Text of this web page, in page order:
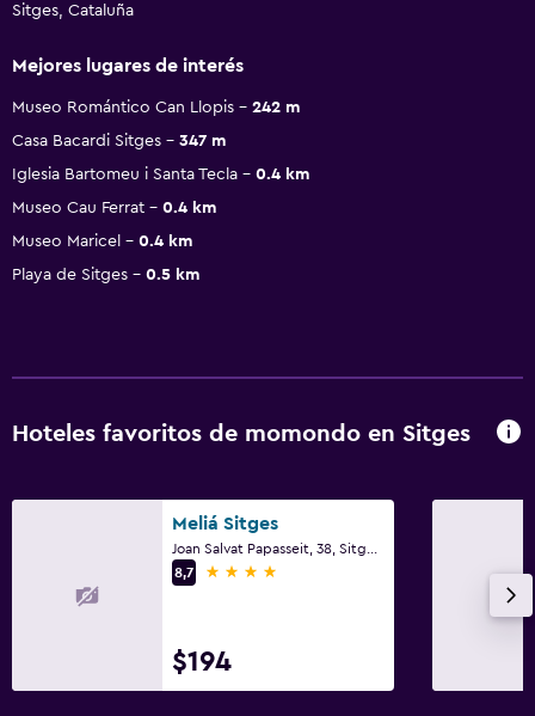
Sitges, Cataluña
Mejores lugares de interés
Museo Romántico Can Llopis
242 m
Casa Bacardi Sitges
347 m
Iglesia Bartomeu i Santa Tecla
0.4 km
Museo Cau Ferrat
0.4 km
Museo Maricel
0.4 km
Playa de Sitges
0.5 km
Hoteles favoritos de momondo en Sitges
Meliá Sitges
8,7
4 estrellas
$194